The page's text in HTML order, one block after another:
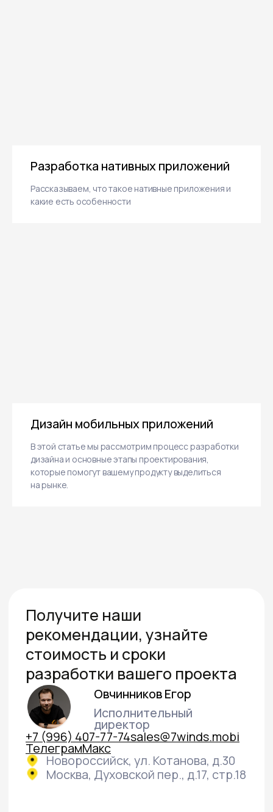
Разработка нативных приложений
Рассказываем, что такое нативные приложения и
какие есть особенности
Дизайн мобильных приложений
В этой статье мы рассмотрим процесс разработки
дизайна и основные этапы проектирования,
которые помогут вашему продукту выделиться
на рынке.